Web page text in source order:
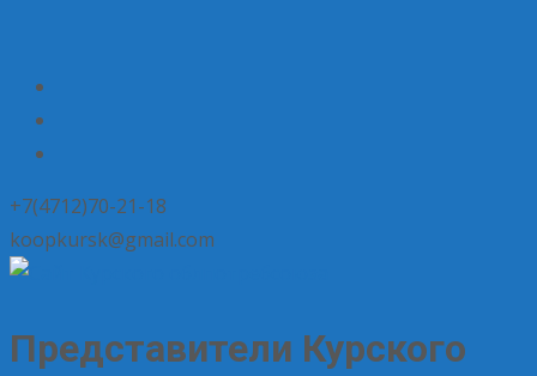
+7(4712)70-21-18
koopkursk@gmail.com
Представители Курского